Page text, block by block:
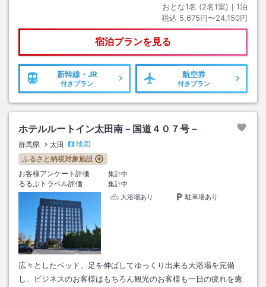
おとな1名 (2名1室)｜ 1泊
税込 5,675円〜24,150円
宿泊プランを見る
新幹線・JR
付きプラン
航空券
付きプラン
ホテルルートイン太田南－国道４０７号－
群馬県 太田
地図
ふるさと納税対象施設
お客様アンケート評価
集計中
るるぶトラベル評価
集計中
大浴場あり
駐車場あり
広々としたベッド、足を伸ばしてゆっくり出来る大浴場を完備
し、ビジネスのお客様はもちろん観光のお客様も一日の疲れを癒